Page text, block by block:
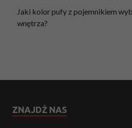
Jaki kolor pufy z pojemnikiem
wnętrza?
ZNAJDŹ NAS